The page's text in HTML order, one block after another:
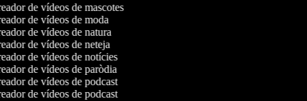
de vídeos de mascotes
de vídeos de moda
de vídeos de natura
de vídeos de neteja
de vídeos de notícies
de vídeos de paròdia
de vídeos de podcast
de vídeos de podcast